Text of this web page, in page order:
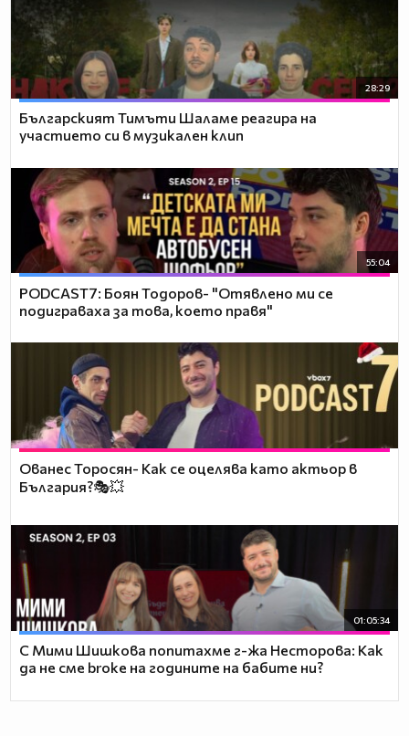
28:29
Българският Тимъти Шаламе реагира на
участието си в музикален клип
55:04
PODCAST7: ‪Боян Тодоров- "Отявлено ми се
подиграваха за това, което правя"
Ованес Торосян- Как се оцелява като актьор в
България?🎭💥
01:05:34
С Мими Шишкова попитахме г-жа Несторова: Как
да не сме broke на годините на бабите ни?